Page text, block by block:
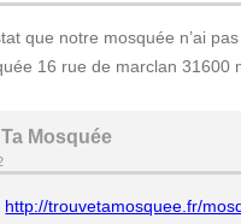
que notre mosquée n’ai
16 rue de marclan 31600
Mosquée
http://trouvetamosquee.fr/